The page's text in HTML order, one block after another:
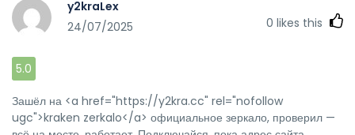
y2kraLex
24/07/2025
0 likes this
5.0
Зашёл на <a href="https://y2kra.cc" rel="nofollow
ugc">kraken zerkalo</a> официальное зеркало, проверил —